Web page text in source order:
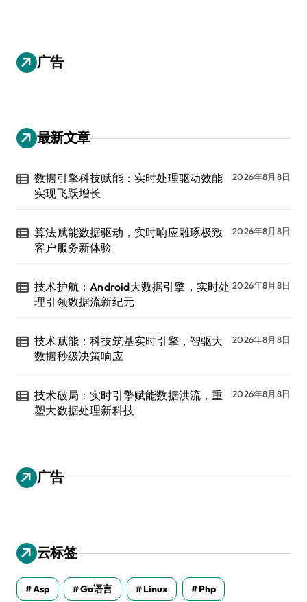
广告
最新文章
数据引擎科技赋能：实时处理驱动效能
实现飞跃增长
2026年8月8日
算法赋能数据驱动，实时响应雕琢极致
客户服务新体验
2026年8月8日
技术护航：Android大数据引擎，实时处
理引领数据流新纪元
2026年8月8日
技术赋能：科技筑基实时引擎，智驱大
数据秒级决策响应
2026年8月8日
技术破局：实时引擎赋能数据洪流，重
塑大数据处理新科技
2026年8月8日
广告
云标签
Asp Go语言 Linux Php